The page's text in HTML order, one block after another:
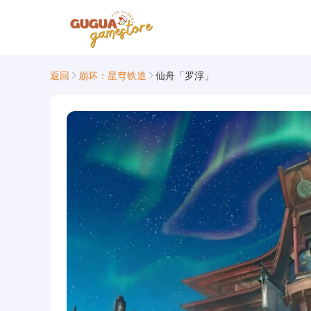
返回 崩坏：星穹铁道 仙舟「罗浮」